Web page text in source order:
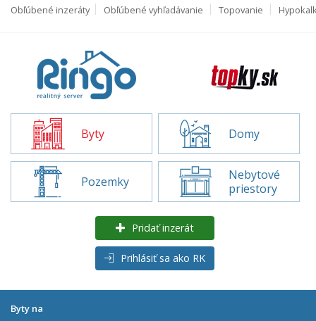
Obľúbené inzeráty Obľúbené vyhľadávanie Topovanie
Byty Domy
Pozemky
Nebytové
priestory
Pridať inzerát
Prihlásiť sa ako RK
Byty na